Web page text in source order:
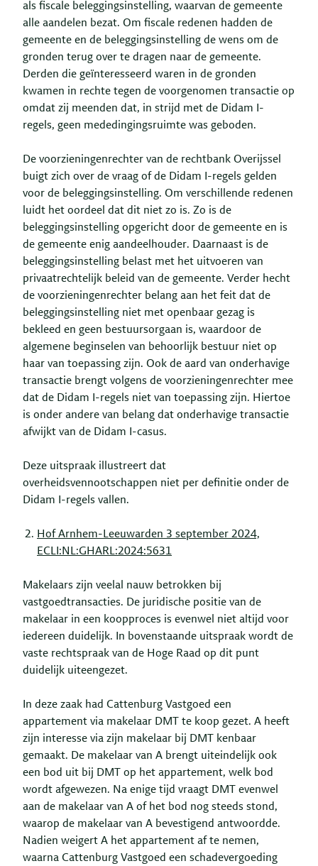
als fiscale beleggingsinstelling, waarvan de gemeente
alle aandelen bezat. Om fiscale redenen hadden de
gemeente en de beleggingsinstelling de wens om de
gronden terug over te dragen naar de gemeente.
Derden die geïnteresseerd waren in de gronden
kwamen in rechte tegen de voorgenomen transactie op
omdat zij meenden dat, in strijd met de Didam I-
regels, geen mededingingsruimte was geboden.
De voorzieningenrechter van de rechtbank Overijssel
buigt zich over de vraag of de Didam I-regels gelden
voor de beleggingsinstelling. Om verschillende redenen
luidt het oordeel dat dit niet zo is. Zo is de
beleggingsinstelling opgericht door de gemeente en is
de gemeente enig aandeelhouder. Daarnaast is de
beleggingsinstelling belast met het uitvoeren van
privaatrechtelijk beleid van de gemeente. Verder hecht
de voorzieningenrechter belang aan het feit dat de
beleggingsinstelling niet met openbaar gezag is
bekleed en geen bestuursorgaan is, waardoor de
algemene beginselen van behoorlijk bestuur niet op
haar van toepassing zijn. Ook de aard van onderhavige
transactie brengt volgens de voorzieningenrechter mee
dat de Didam I-regels niet van toepassing zijn. Hiertoe
is onder andere van belang dat onderhavige transactie
afwijkt van de Didam I-casus.
Deze uitspraak illustreert dat
overheidsvennootschappen niet per definitie onder de
Didam I-regels vallen.
Hof Arnhem-Leeuwarden 3 september 2024,
ECLI:NL:GHARL:2024:5631
Makelaars zijn veelal nauw betrokken bij
vastgoedtransacties. De juridische positie van de
makelaar in een koopproces is evenwel niet altijd voor
iedereen duidelijk. In bovenstaande uitspraak wordt de
vaste rechtspraak van de Hoge Raad op dit punt
duidelijk uiteengezet.
In deze zaak had Cattenburg Vastgoed een
appartement via makelaar DMT te koop gezet. A heeft
zijn interesse via zijn makelaar bij DMT kenbaar
gemaakt. De makelaar van A brengt uiteindelijk ook
een bod uit bij DMT op het appartement, welk bod
wordt afgewezen. Na enige tijd vraagt DMT evenwel
aan de makelaar van A of het bod nog steeds stond,
waarop de makelaar van A bevestigend antwoordde.
Nadien weigert A het appartement af te nemen,
waarna Cattenburg Vastgoed een schadevergoeding